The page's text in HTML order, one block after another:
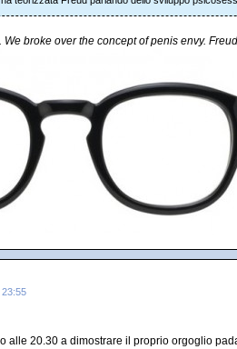
broke over the concept of penis envy.
23:55
alle 20.30 a dimostrare il proprio orgoglio